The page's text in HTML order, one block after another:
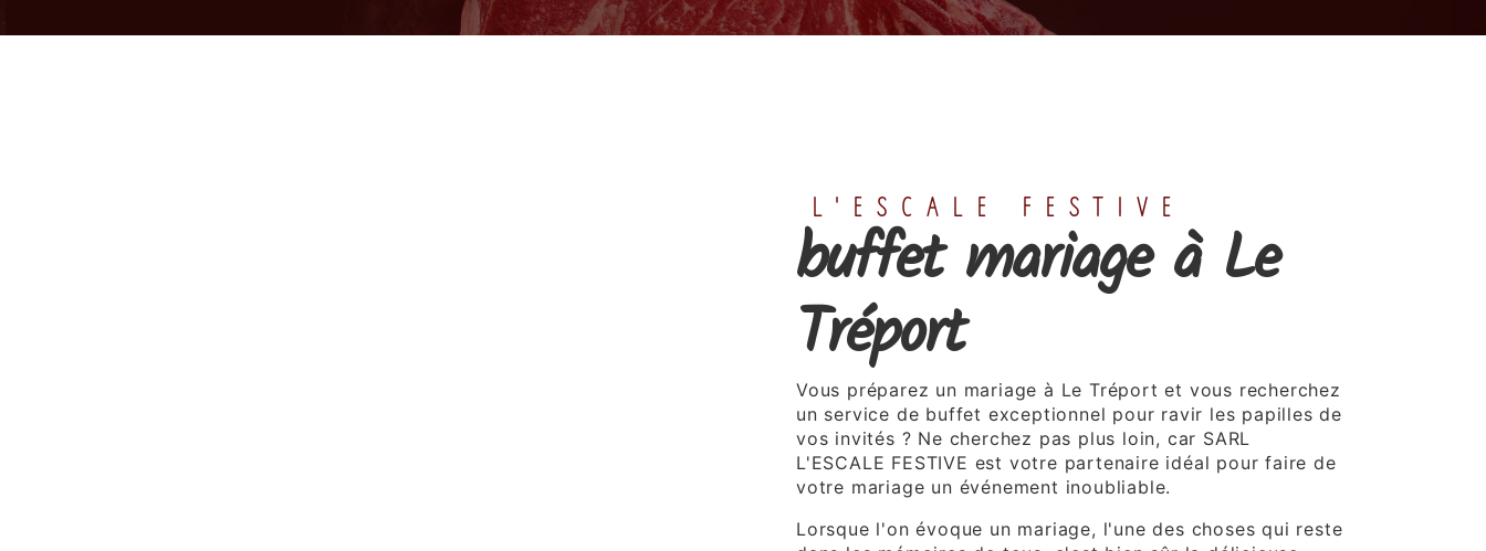
L'ESCALE FESTIVE
buffet mariage à Le
Tréport
Vous préparez un mariage à Le Tréport et vous recherchez
un service de buffet exceptionnel pour ravir les papilles de
vos invités ? Ne cherchez pas plus loin, car SARL
L'ESCALE FESTIVE est votre partenaire idéal pour faire de
votre mariage un événement inoubliable.
Lorsque l'on évoque un mariage, l'une des choses qui reste